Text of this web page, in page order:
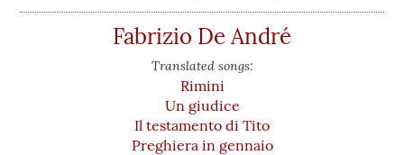
Fabrizio De André
Translated songs:
Rimini
Un giudice
Il testamento di Tito
Preghiera in gennaio